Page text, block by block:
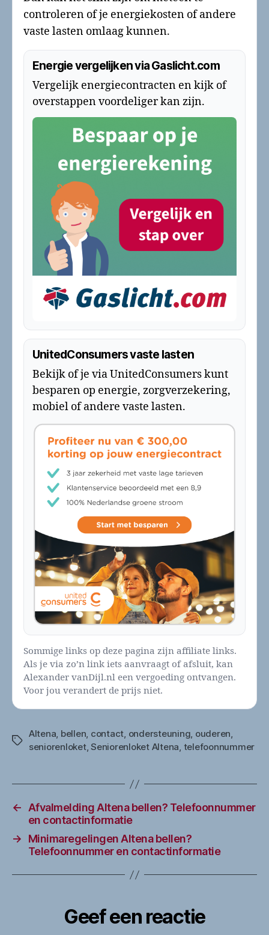
controleren of je energiekosten of andere
vaste lasten omlaag kunnen.
Energie vergelijken via Gaslicht.com
Vergelijk energiecontracten en kijk of
overstappen voordeliger kan zijn.
UnitedConsumers vaste lasten
Bekijk of je via UnitedConsumers kunt
besparen op energie, zorgverzekering,
mobiel of andere vaste lasten.
Sommige links op deze pagina zijn affiliate links.
Als je via zo’n link iets aanvraagt of afsluit, kan
Alexander vanDijl.nl een vergoeding ontvangen.
Voor jou verandert de prijs niet.
Tags
Altena, bellen, contact, ondersteuning, ouderen,
seniorenloket,Seniorenloket Altena, telefoonnummer
←
Afvalmelding Altena bellen? Telefoonnummer
en contactinformatie
→
Minimaregelingen Altena bellen?
Telefoonnummer en contactinformatie
Geef een reactie